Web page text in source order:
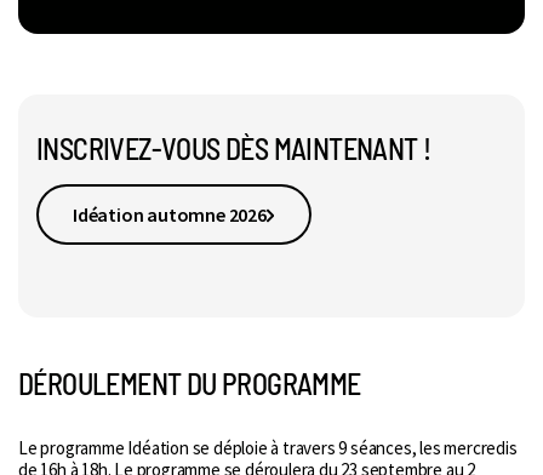
INSCRIVEZ-VOUS DÈS MAINTENANT !
Idéation automne 2026
DÉROULEMENT DU PROGRAMME
Le programme Idéation se déploie à travers 9 séances, les mercredis
de 16h à 18h. Le programme se déroulera du 23 septembre au 2